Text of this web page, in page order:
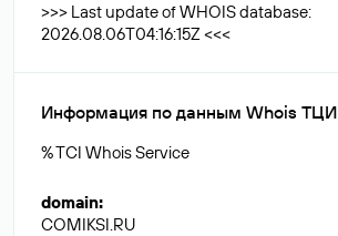
>>> Last update of WHOIS database:
2026.08.06T04:16:15Z <<<
Информация по данным Whois ТЦИ
% TCI Whois Service
domain:
COMIKSI.RU